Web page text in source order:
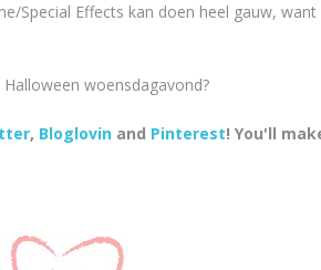
Special Effects kan doen heel gauw,
woensdagavond?
, Bloglovinand Pinterest! You'll